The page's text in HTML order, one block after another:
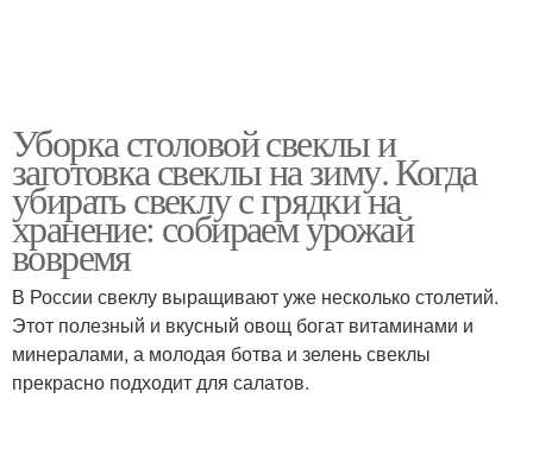
Уборка столовой свеклы и
заготовка свеклы на зиму. Когда
убирать свеклу с грядки на
хранение: собираем урожай
вовремя
В России свеклу выращивают уже несколько столетий.
Этот полезный и вкусный овощ богат витаминами и
минералами, а молодая ботва и зелень свеклы
прекрасно подходит для салатов.